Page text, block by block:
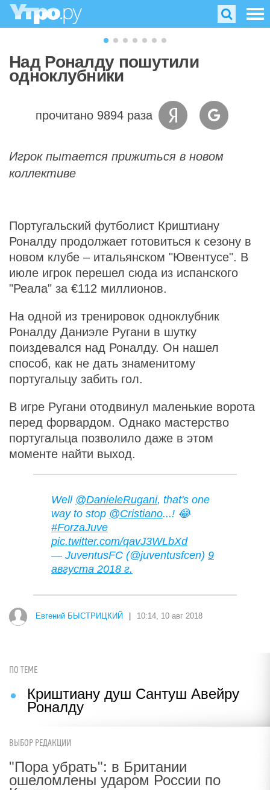
Над Роналду пошутили
одноклубники
прочитано 9894 раза
Игрок пытается прижиться в новом
коллективе
Португальский футболист Криштиану
Роналду продолжает готовиться к сезону в
новом клубе – итальянском "Ювентусе". В
июле игрок перешел сюда из испанского
"Реала" за €112 миллионов.
На одной из тренировок одноклубник
Роналду Даниэле Ругани в шутку
поиздевался над Роналду. Он нашел
способ, как не дать знаменитому
португальцу забить гол.
В игре Ругани отодвинул маленькие ворота
перед форвардом. Однако мастерство
португальца позволило даже в этом
моменте найти выход.
Well @DanieleRugani, that's one
way to stop @Cristiano...! 😂
#ForzaJuve
pic.twitter.com/qavJ3WLbXd
— JuventusFC (@juventusfcen) 9
августа 2018 г.
Евгений БЫСТРИЦКИЙ 10:14, 10 авг 2018
ПО ТЕМЕ
Криштиану душ Сантуш Авейру
Роналду
ВЫБОР РЕДАКЦИИ
"Пора убрать": в Британии
ошеломлены ударом России по